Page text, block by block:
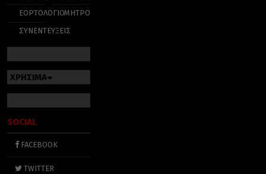
ΕΟΡΤΟΛΟΓΙΟ
ΣΥΝΕΝΤΕΥΞΕΙΣ
ΜΗΤΡΟΠΟΛΕΙΣ
ΧΡΗΣΙΜΑ
SOCIAL
FACEBOOK
TWITTER